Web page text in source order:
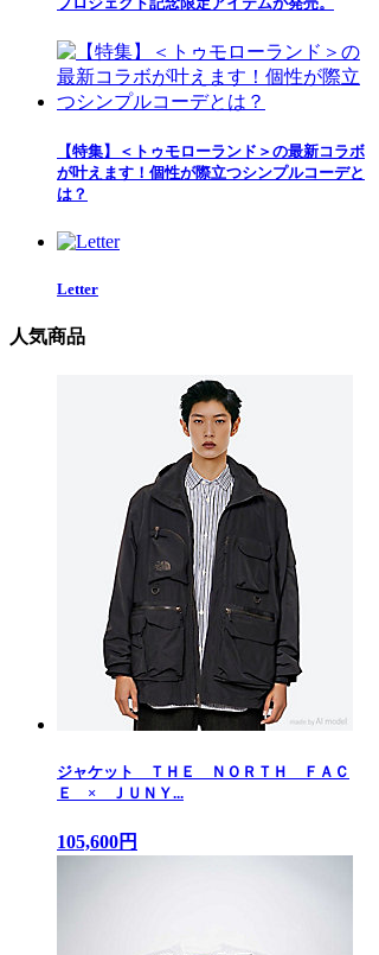
【特集】＜トゥモローランド＞の最新コラボ
が叶えます！個性が際立つシンプルコーデと
は？
Letter
人気商品
ジャケット ＴＨＥ ＮＯＲＴＨ ＦＡＣ
Ｅ × ＪＵＮＹ...
105,600円